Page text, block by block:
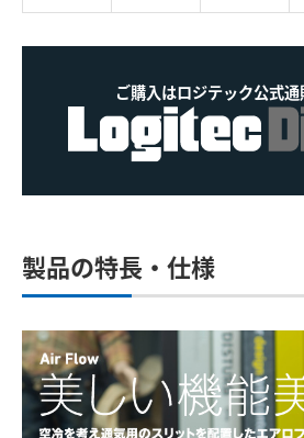
ご購入はロジテック公式
製品の特長・仕様